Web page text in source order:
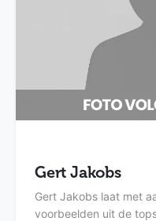
Gert Jakobs
Gert Jakobs laat met
voorbeelden uit de